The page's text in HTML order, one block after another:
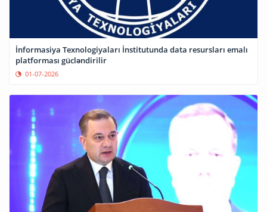
İnformasiya Texnologiyaları İnstitutunda data resursları emalı
platforması gücləndirilir
01-07-2026